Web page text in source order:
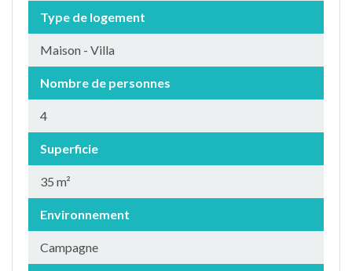
Type de logement
Maison - Villa
Nombre de personnes
4
Superficie
35 m²
Environnement
Campagne